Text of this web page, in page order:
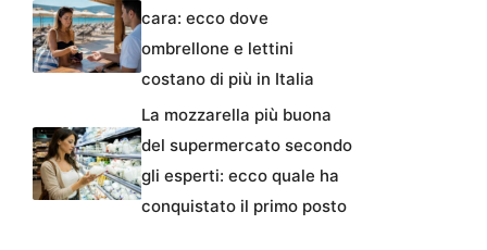
cara: ecco dove
ombrellone e lettini
costano di più in Italia
La mozzarella più buona
del supermercato secondo
gli esperti: ecco quale ha
conquistato il primo posto